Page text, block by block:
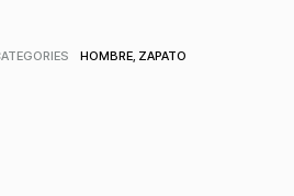
HOMBRE, ZAPATO